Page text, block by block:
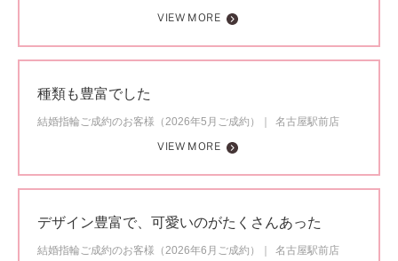
VIEW MORE
種類も豊富でした
結婚指輪ご成約のお客様（2026年5月ご成約）
名古屋駅前店
VIEW MORE
デザイン豊富で、可愛いのがたくさんあった
結婚指輪ご成約のお客様（2026年6月ご成約）
名古屋駅前店